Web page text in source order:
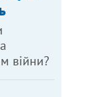
війни?